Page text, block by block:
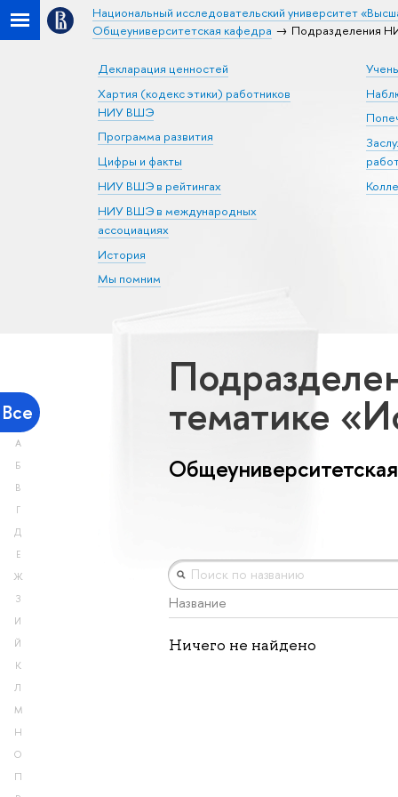
Национальный исследовательский университет
Общеуниверситетская кафедра
Подразделения
Декларация ценностей
Хартия (кодекс этики) работников
НИУ ВШЭ
Программа развития
Цифры и факты
НИУ ВШЭ в рейтингах
НИУ ВШЭ в международных
ассоциациях
История
Мы помним
Все
А
Б
В
Г
Д
Е
Ж
З
И
Й
К
Л
М
Н
О
П
тематике
Название
Ничего не найдено